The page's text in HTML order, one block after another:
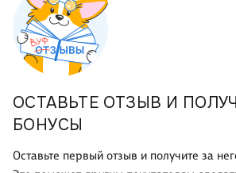
ОСТАВЬТЕ ОТЗЫВ И
БОНУСЫ
Оставьте первый отзыв и получите за